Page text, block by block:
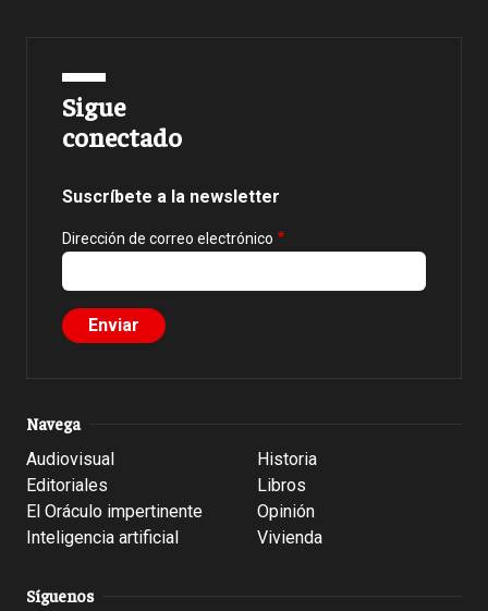
Sigue
conectado
Suscríbete a la newsletter
Dirección de correo electrónico
Navega
Audiovisual
Editoriales
El Oráculo impertinente
Inteligencia artificial
Historia
Libros
Opinión
Vivienda
Síguenos